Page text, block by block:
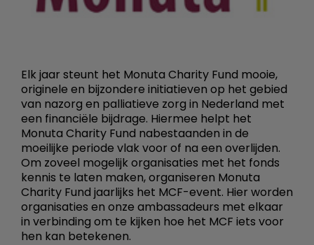
Elk jaar steunt het Monuta Charity Fund mooie,
originele en bijzondere initiatieven op het gebied
van nazorg en palliatieve zorg in Nederland met
een financiële bijdrage. Hiermee helpt het
Monuta Charity Fund nabestaanden in de
moeilijke periode vlak voor of na een overlijden.
Om zoveel mogelijk organisaties met het fonds
kennis te laten maken, organiseren Monuta
Charity Fund jaarlijks het MCF-event. Hier worden
organisaties en onze ambassadeurs met elkaar
in verbinding om te kijken hoe het MCF iets voor
hen kan betekenen.